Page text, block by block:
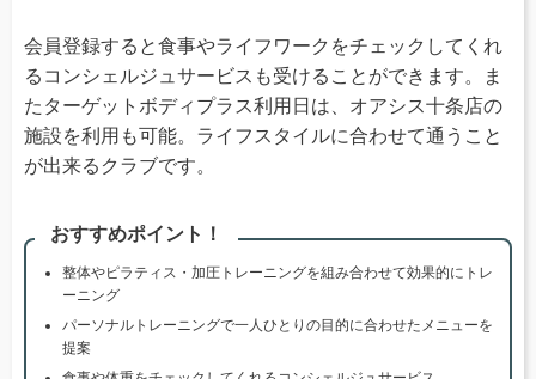
会員登録すると食事やライフワークをチェックしてくれ
るコンシェルジュサービスも受けることができます。ま
たターゲットボディプラス利用日は、オアシス十条店の
施設を利用も可能。ライフスタイルに合わせて通うこと
が出来るクラブです。
おすすめポイント！
整体やピラティス・加圧トレーニングを組み合わせて効果的にトレ
ーニング
パーソナルトレーニングで一人ひとりの目的に合わせたメニューを
提案